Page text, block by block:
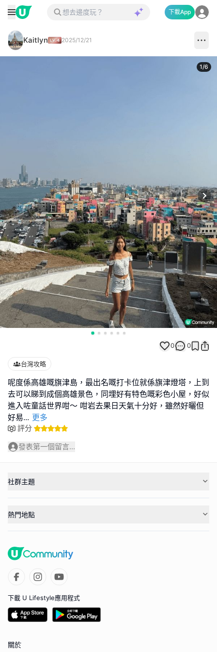
下載App
Kaitlyn 2025/12/21
1/6
0 0
台灣攻略
呢度係高雄嘅旗津島，最出名嘅打卡位就係旗津燈塔，上到
去可以睇到成個高雄景色，同埋好有特色嘅彩色小屋，好似
進入咗童話世界咁～ 咁岩去果日天氣十分好，雖然好曬但
好易... 更多
評分
發表第一個留言...
社群主題
熱門地點
下載 U Lifestyle應用程式
關於